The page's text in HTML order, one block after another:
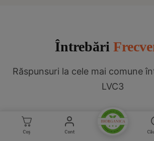
Coș Cont
Întrebări
Răspunsuri la cele mai comune
LVC3
Ce este tehnologia lipozomală și